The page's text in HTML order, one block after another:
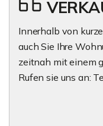
Innerhalb von
auch Sie Ihre
zeitnah mit einem
Rufen sie uns an: